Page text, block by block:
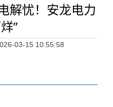
解忧！安龙电力
”
03-15 10:55:58